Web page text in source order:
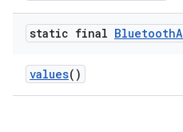
static final Bluetooth
values()